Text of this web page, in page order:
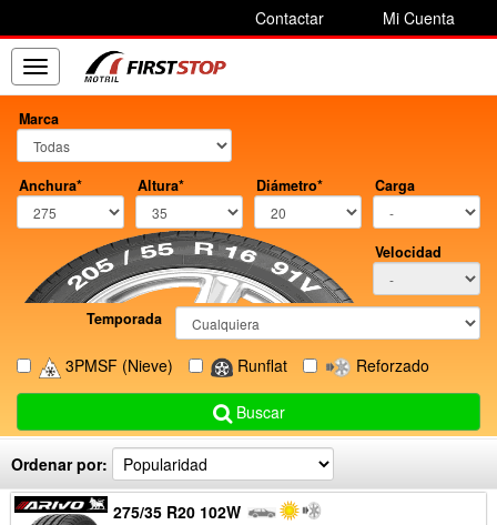
Contactar Mi Cuenta
Toggle
navigation
Marca
Anchura* Altura* Diámetro* Carga
Velocidad
Temporada
3PMSF (Nieve) Runflat Reforzado
Buscar
Ordenar por:
275/35 R20 102W